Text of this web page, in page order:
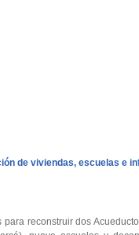
de viviendas, escuelas e
reconstruir dos